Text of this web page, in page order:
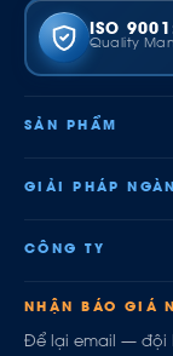
ISO
Quality
SẢN PHẨM
GIẢI PHÁP
CÔNG TY
NHẬN BÁO GIÁ
Để lại email — đội